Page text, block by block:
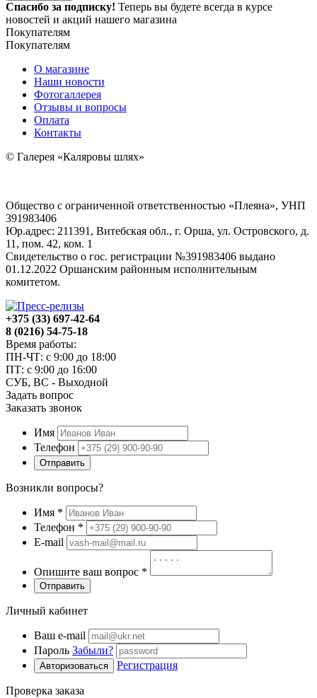
Спасибо за подписку! Теперь вы будете всегда в курсе
новостей и акций нашего магазина
Покупателям
Покупателям
О магазине
Наши новости
Фотогаллерея
Отзывы и вопросы
Оплата
Контакты
© Галерея «Каляровы шлях»
Общество с ограниченной ответственностью «Плеяна», УНП
391983406
Юр.адрес: 211391, Витебская обл., г. Орша, ул. Островского, д.
11, пом. 42, ком. 1
Свидетельство о гос. регистрации №391983406 выдано
01.12.2022 Оршанским районным исполнительным
комитетом.
+375 (33) 697-42-64
8 (0216) 54-75-18
Время работы:
ПН-ЧТ: с 9:00 до 18:00
ПТ: с 9:00 до 16:00
СУБ, ВС - Выходной
Задать вопрос
Заказать звонок
Имя
Телефон
Отправить
Возникли вопросы?
Имя *
Телефон *
E-mail
Опишите ваш вопрос *
Отправить
Личный кабинет
Ваш e-mail
Пароль Забыли?
Авторизоваться Регистрация
Проверка заказа